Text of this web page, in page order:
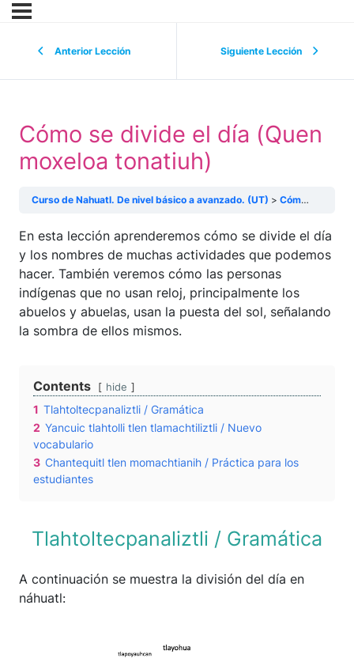
Anterior Lección Siguiente Lección
Cómo se divide el día (Quen
moxeloa tonatiuh)
Curso de Nahuatl. De nivel básico a avanzado. (UT) Cómo se divide el día (Quen moxeloa tonatiuh)
En esta lección aprenderemos cómo se divide el día
y los nombres de muchas actividades que podemos
hacer. También veremos cómo las personas
indígenas que no usan reloj, principalmente los
abuelos y abuelas, usan la puesta del sol, señalando
la sombra de ellos mismos.
Contents hide
1 Tlahtoltecpanaliztli / Gramática
2 Yancuic tlahtolli tlen tlamachtiliztli / Nuevo
vocabulario
3 Chantequitl tlen momachtianih / Práctica para los
estudiantes
Tlahtoltecpanaliztli / Gramática
A continuación se muestra la división del día en
náhuatl: